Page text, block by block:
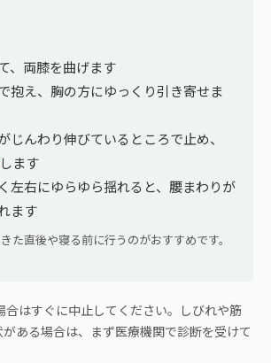
、両膝を曲げます
抱え、胸の方にゆっくり引き寄せま
じんわり伸びているところで止め、
します
左右にゆらゆら揺れると、腰まわりが
ます
た直後や寝る前に行うのがおすすめです。
はすぐに中止してください。しびれや筋
ある場合は、まず医療機関で診断を受けて